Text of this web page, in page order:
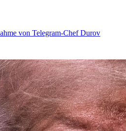
von Telegram-Chef Durov